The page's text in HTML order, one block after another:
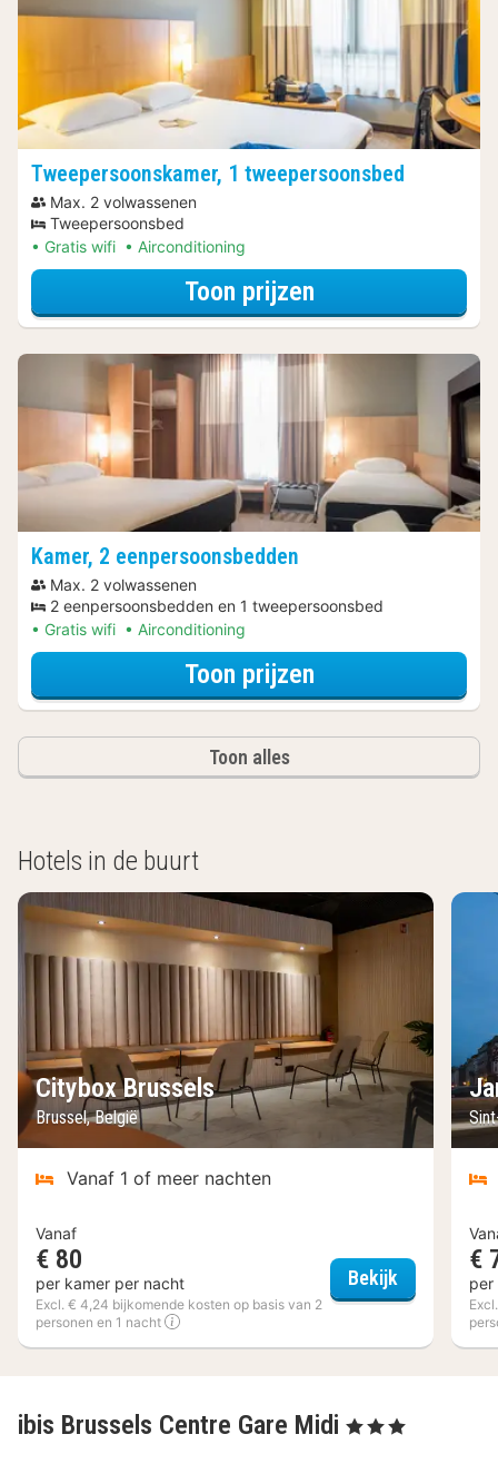
Tweepersoonskamer, 1 tweepersoonsbed
Max. 2 volwassenen
Tweepersoonsbed
Gratis wifi
Airconditioning
Toon prijzenvoor Ontdek de
Kamer, 2 eenpersoonsbedden
Max. 2 volwassenen
2 eenpersoonsbedden en 1 tweepersoonsbed
Gratis wifi
Airconditioning
Toon prijzenvoor Ontdek de
Toon alles
Hotels in de buurt
Citybox Brussels
Brussel, België
Vanaf 1 of meer nachten
Vanaf
€ 80
per kamer per nacht
Excl. € 4,24 bijkomende kosten op basis van 2
personen en 1 nacht
Bekijk Citybox
€
per
ibis Brussels Centre Gare Midi , 3 Sterren